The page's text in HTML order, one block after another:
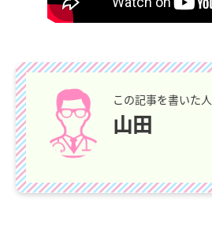
この記事を書いた人
山田